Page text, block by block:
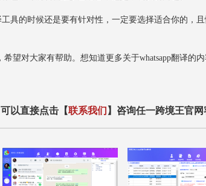
具的时候还是要有针对性，一定要选择适合你的，
对大家有帮助。想知道更多关于whatsapp翻译的内
以直接点击【联系我们 】咨询任一跨境王官网